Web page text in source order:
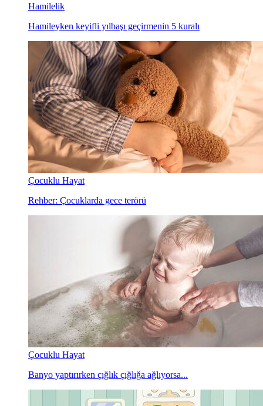
Hamilelik
Hamileyken keyifli yılbaşı geçirmenin 5 kuralı
Çocuklu Hayat
Rehber: Çocuklarda gece terörü
Çocuklu Hayat
Banyo yaptırırken çığlık çığlığa ağlıyorsa...